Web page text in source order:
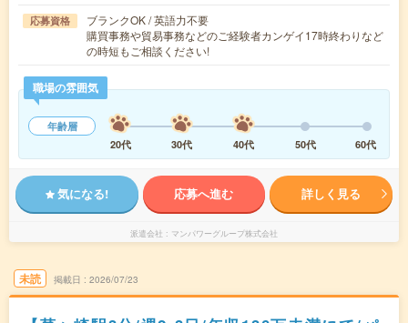
応募資格
ブランクOK / 英語力不要
購買事務や貿易事務などのご経験者カンゲイ17時終わりなど
の時短もご相談ください!
職場の雰囲気
年齢層
20代
30代 40代 50代 60代
気になる! 応募へ進む 詳しく見る
派遣会社 マンパワーグループ株式会社
未読 掲載日 2026/07/23